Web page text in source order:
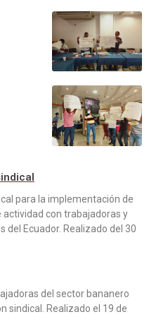
para la implementación de
actividad con trabajadoras y
del Ecuador. Realizado del 30
del sector bananero
sindical. Realizado el 19 de